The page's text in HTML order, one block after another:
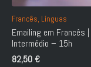
Francês, Línguas
Emailing em Francês |
Intermédio – 15h
82,50 €